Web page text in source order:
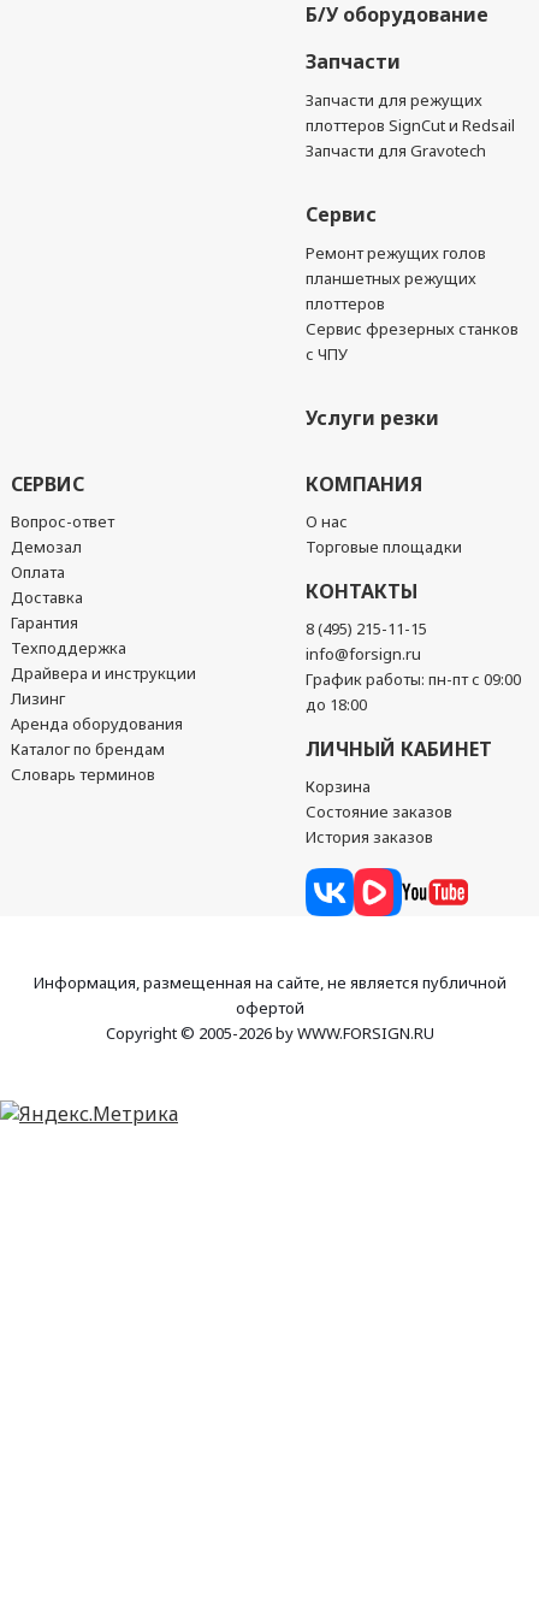
Б/У оборудование
Запчасти
Запчасти для режущих
плоттеров SignCut и Redsail
Запчасти для Gravotech
Сервис
Ремонт режущих голов
планшетных режущих
плоттеров
Сервис фрезерных станков
с ЧПУ
Услуги резки
СЕРВИС
Вопрос-ответ
Демозал
Оплата
Доставка
Гарантия
Техподдержка
Драйвера и инструкции
Лизинг
Аренда оборудования
Каталог по брендам
Словарь терминов
КОМПАНИЯ
О нас
Торговые площадки
КОНТАКТЫ
8 (495) 215-11-15
info@forsign.ru
График работы: пн-пт с 09:00
до 18:00
ЛИЧНЫЙ КАБИНЕТ
Корзина
Состояние заказов
История заказов
Информация, размещенная на сайте, не является публичной
офертой
Copyright © 2005-2026 by WWW.FORSIGN.RU